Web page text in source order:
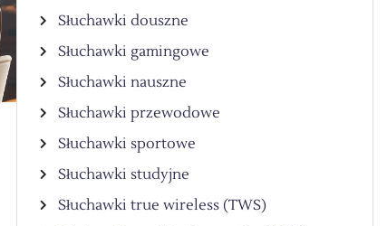
Słuchawki douszne
Słuchawki gamingowe
Słuchawki nauszne
Słuchawki przewodowe
Słuchawki sportowe
Słuchawki studyjne
Słuchawki true wireless (TWS)